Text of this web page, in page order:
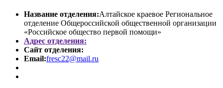
Название отделения:Алтайское краевое Региональное
отделение Общероссийской общественной организации
«Российское общество первой помощи»
Адрес отделения:
Сайт отделения:
Email:fresc22@mail.ru